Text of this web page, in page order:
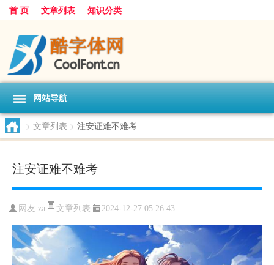
首 页 文章列表 知识分类
网站导航
> 文章列表 > 注安证难不难考
注安证难不难考
网友:za 文章列表 2024-12-27 05:26:43